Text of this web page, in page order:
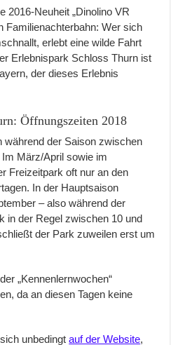
2016-Neuheit „Dinolino VR
Familienachterbahn: Wer sich
erlebt eine wilde Fahrt
Erlebnispark Schloss Thurn ist
der dieses Erlebnis
Öffnungszeiten 2018
während der Saison zwischen
März/April sowie im
Freizeitpark oft nur an den
In der Hauptsaison
– also während der
in der Regel zwischen 10 und
der Park zuweilen erst um
„Kennenlernwochen“
da an diesen Tagen keine
unbedingtauf der Website,